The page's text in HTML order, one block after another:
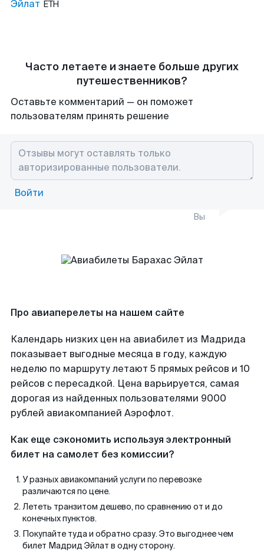
Эйлат ETH
Часто летаете и знаете больше других
путешественников?
Оставьте комментарий — он поможет
пользователям принять решение
Войти
Вы
Про авиаперелеты на нашем сайте
Календарь низких цен на авиабилет из Мадрида
показывает выгодные месяца в году, каждую
неделю по маршруту летают 5 прямых рейсов и 10
рейсов с пересадкой. Цена варьируется, самая
дорогая из найденных пользователями 9000
рублей авиакомпанией Аэрофлот.
Как еще сэкономить используя электронный
билет на самолет без комиссии?
У разных авиакомпаний услуги по перевозке
различаются по цене.
Лететь транзитом дешево, по сравнению от и до
конечных пунктов.
Покупайте туда и обратно сразу. Это выгоднее чем
билет Мадрид Эйлат в одну сторону.